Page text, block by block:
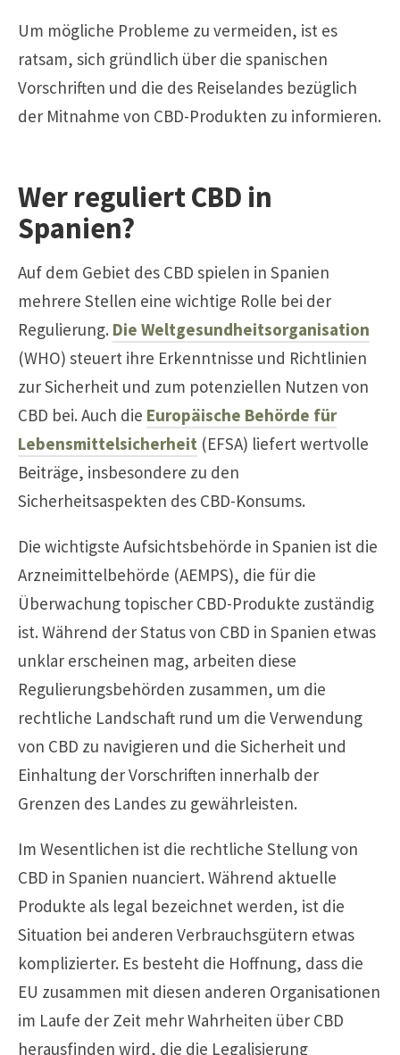
Um mögliche Probleme zu vermeiden, ist es
ratsam, sich gründlich über die spanischen
Vorschriften und die des Reiselandes bezüglich
der Mitnahme von CBD-Produkten zu informieren.
Wer reguliert CBD in
Spanien?
Auf dem Gebiet des CBD spielen in Spanien
mehrere Stellen eine wichtige Rolle bei der
Regulierung. Die Weltgesundheitsorganisation
(WHO) steuert ihre Erkenntnisse und Richtlinien
zur Sicherheit und zum potenziellen Nutzen von
CBD bei. Auch die Europäische Behörde für
Lebensmittelsicherheit (EFSA) liefert wertvolle
Beiträge, insbesondere zu den
Sicherheitsaspekten des CBD-Konsums.
Die wichtigste Aufsichtsbehörde in Spanien ist die
Arzneimittelbehörde (AEMPS), die für die
Überwachung topischer CBD-Produkte zuständig
ist. Während der Status von CBD in Spanien etwas
unklar erscheinen mag, arbeiten diese
Regulierungsbehörden zusammen, um die
rechtliche Landschaft rund um die Verwendung
von CBD zu navigieren und die Sicherheit und
Einhaltung der Vorschriften innerhalb der
Grenzen des Landes zu gewährleisten.
Im Wesentlichen ist die rechtliche Stellung von
CBD in Spanien nuanciert. Während aktuelle
Produkte als legal bezeichnet werden, ist die
Situation bei anderen Verbrauchsgütern etwas
komplizierter. Es besteht die Hoffnung, dass die
EU zusammen mit diesen anderen Organisationen
im Laufe der Zeit mehr Wahrheiten über CBD
herausfinden wird, die die Legalisierung